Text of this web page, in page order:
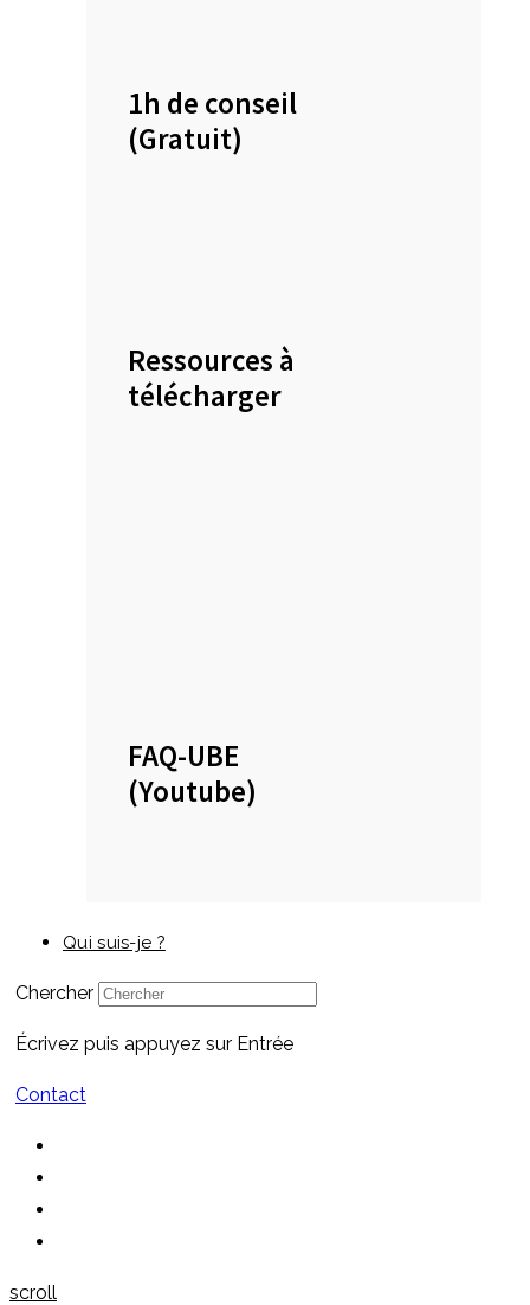
1h de conseil
(Gratuit)
Ressources à
télécharger
FAQ-UBE
(Youtube)
Qui suis-je ?
Chercher
Écrivez puis appuyez sur Entrée
Contact
scroll